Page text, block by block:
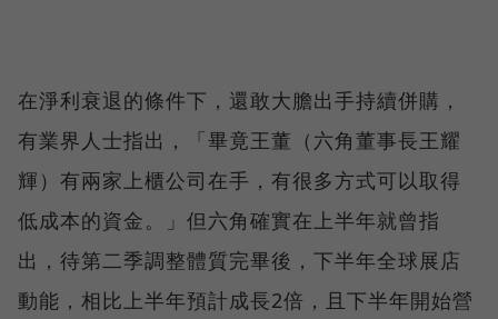
在淨利衰退的條件下，還敢大膽出手持續併購，
有業界人士指出，「畢竟王董（六角董事長王耀
輝）有兩家上櫃公司在手，有很多方式可以取得
低成本的資金。」但六角確實在上半年就曾指
出，待第二季調整體質完畢後，下半年全球展店
動能，相比上半年預計成長2倍，且下半年開始營